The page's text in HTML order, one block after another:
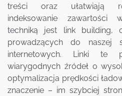
treści oraz ułatwiają
indeksowanie zawartości
techniką jest link building,
prowadzących do naszej
internetowych. Linki te
wiarygodnych źródeł o
optymalizacja prędkości
znaczenie – im szybciej